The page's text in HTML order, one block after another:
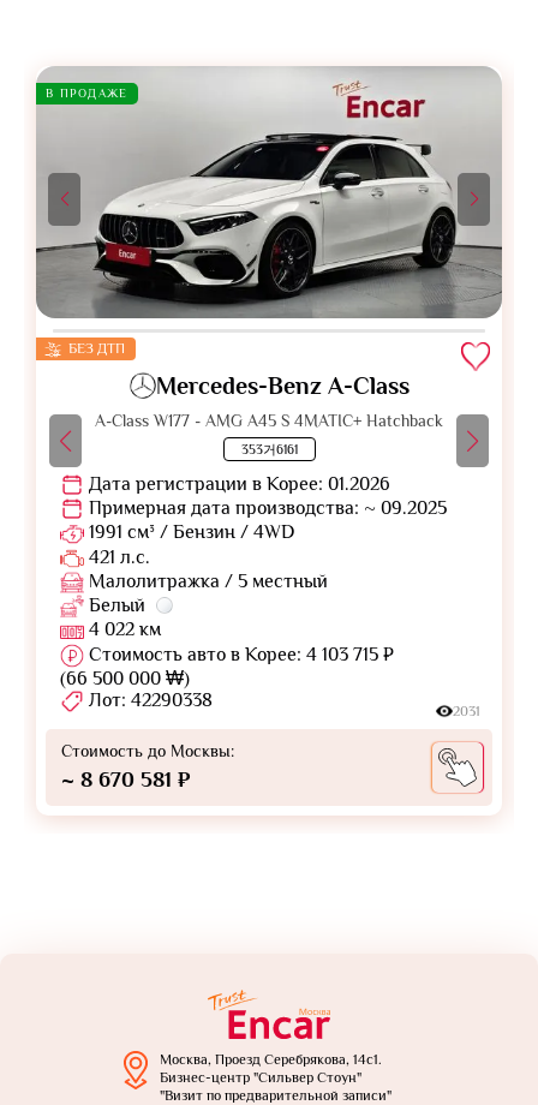
В ПРОДАЖЕ
БЕЗ ДТП
Mercedes-Benz A-Class
A-Class W177 - AMG A45 S 4MATIC+ Hatchback
353거6161
Дата регистрации в Корее: 01.2026
Примерная дата производства: ~ 09.2025
1991 см³ / Бензин / 4WD
421 л.с.
Малолитражка / 5 местный
Белый
4 022 км
Стоимость авто в Корее: 4 103 715 ₽
(66 500 000 ₩)
Лот: 42290338
2031
Стоимость до Москвы:
~ 8 670 581 ₽
Москва, Проезд Серебрякова, 14с1.
Бизнес-центр "Сильвер Стоун"
"Визит по предварительной записи"